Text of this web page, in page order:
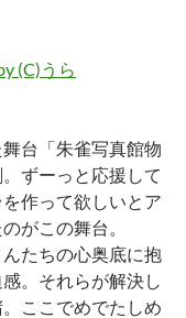
台「朱雀写真館物
ずーっと応援して
作って欲しいとア
がこの舞台。
たちの心奥底に抱
。それらが解決し
ここでめでたしめ